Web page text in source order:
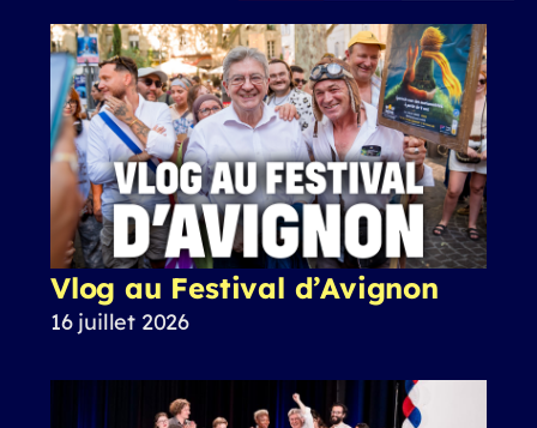
Vlog au Festival d’Avignon
16 juillet 2026